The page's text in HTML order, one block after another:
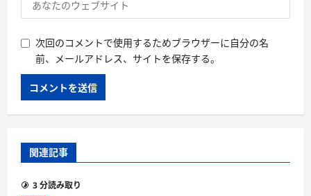
次回のコメントで使用するためブラウザーに自分の名
前、メールアドレス、サイトを保存する。
関連記事
3 分読み取り